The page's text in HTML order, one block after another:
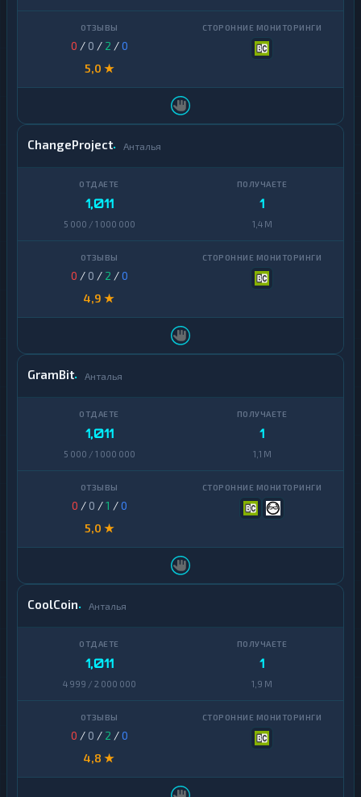
0 / 0 / 2 /0
5,0 ★
ChangeProject Анталья
1,011
5 000 / 1 000 000
1
1,4 M
0 / 0 / 2 /0
4,9 ★
GramBit Анталья
1,011
5 000 / 1 000 000
1
1,1 M
0 / 0 /1 /0
5,0 ★
CoolCoin Анталья
1,011
4 999 / 2 000 000
1
1,9 M
0 / 0 / 2 /0
4,8 ★